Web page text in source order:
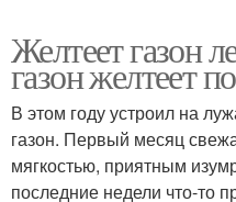
Желтеет газон
газон желтеет
В этом году устроил на
газон. Первый месяц
мягкостью, приятным
последние недели что-то